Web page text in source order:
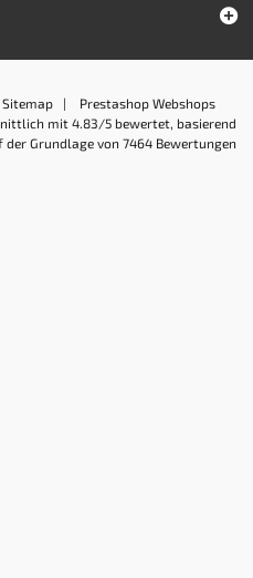
Sitemap | Prestashop Webshops
mit 4.83 /5 bewertet, basierend
der Grundlage von 7464 Bewertungen